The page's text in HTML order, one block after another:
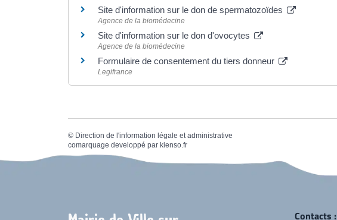
Site d'information sur le don de spermatozoïdes
Agence de la biomédecine
Site d'information sur le don d'ovocytes
Agence de la biomédecine
Formulaire de consentement du tiers donneur
Legifrance
© Direction de l'information légale et administrative
comarquage developpé par kienso.fr
Contacts :